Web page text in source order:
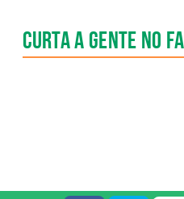
Curta a gente no